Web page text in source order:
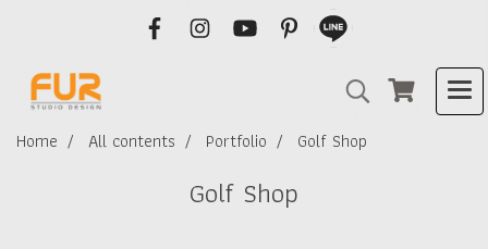
Home All contents Portfolio Golf Shop
Golf Shop